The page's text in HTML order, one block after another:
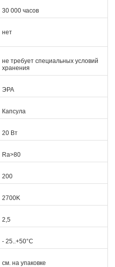
30 000 часов
нет
не требует специальных условий
хранения
ЭРА
Капсула
20 Вт
Ra>80
200
2700K
2,5
- 25..+50°C
см. на упаковке